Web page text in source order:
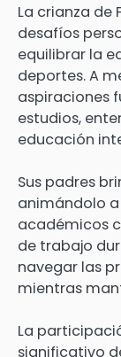
La crianza de
desafíos
equilibrar la
deportes. A
aspiraciones
estudios,
educación
Sus padres
animándolo
académicos
de trabajo
navegar las
mientras
La
significativo